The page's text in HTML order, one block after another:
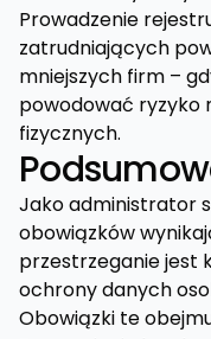
Prowadzenie
zatrudniających
mniejszych firm –
powodować ryzyko
fizycznych.
Jako administrator
obowiązków
przestrzeganie jest
ochrony danych
Obowiązki te